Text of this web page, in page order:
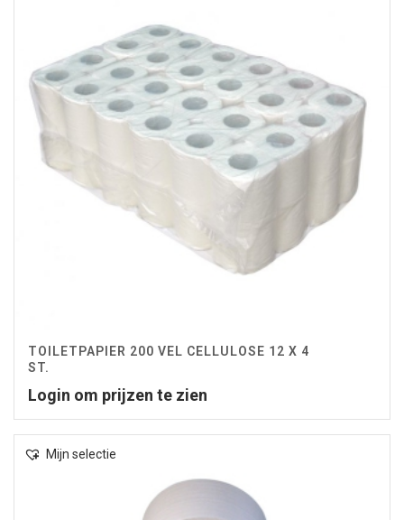
TOILETPAPIER 200 VEL CELLULOSE 12 X 4
ST.
Login om prijzen te zien
Mijn selectie